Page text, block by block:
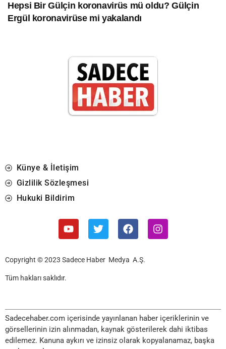
Hepsi Bir Gülçin koronavirüs mü oldu? Gülçin
Ergül koronavirüse mi yakalandı
Künye & İletişim
Gizlilik Sözleşmesi
Hukuki Bildirim
Copyright © 2023 Sadece Haber Medya A.Ş.
Tüm hakları saklıdır.
Sadecehaber.com içerisinde yayınlanan haber içeriklerinin ve
görsellerinin izin alınmadan, kaynak gösterilerek dahi iktibas
edilemez. Kanuna aykırı ve izinsiz olarak kopyalanamaz, başka